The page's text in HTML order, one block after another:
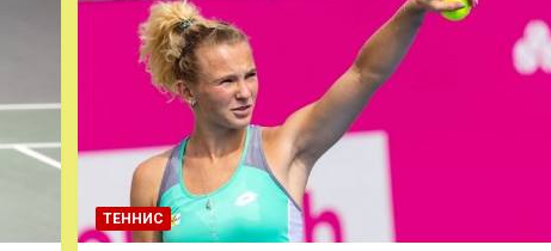
ТЕННИС